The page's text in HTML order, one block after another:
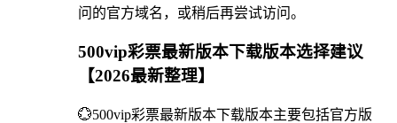
问的官方域名，或稍后再尝试访问。
500vip彩票最新版本下载版本选择建议
【2026最新整理】
💮500vip彩票最新版本下载版本主要包括官方版